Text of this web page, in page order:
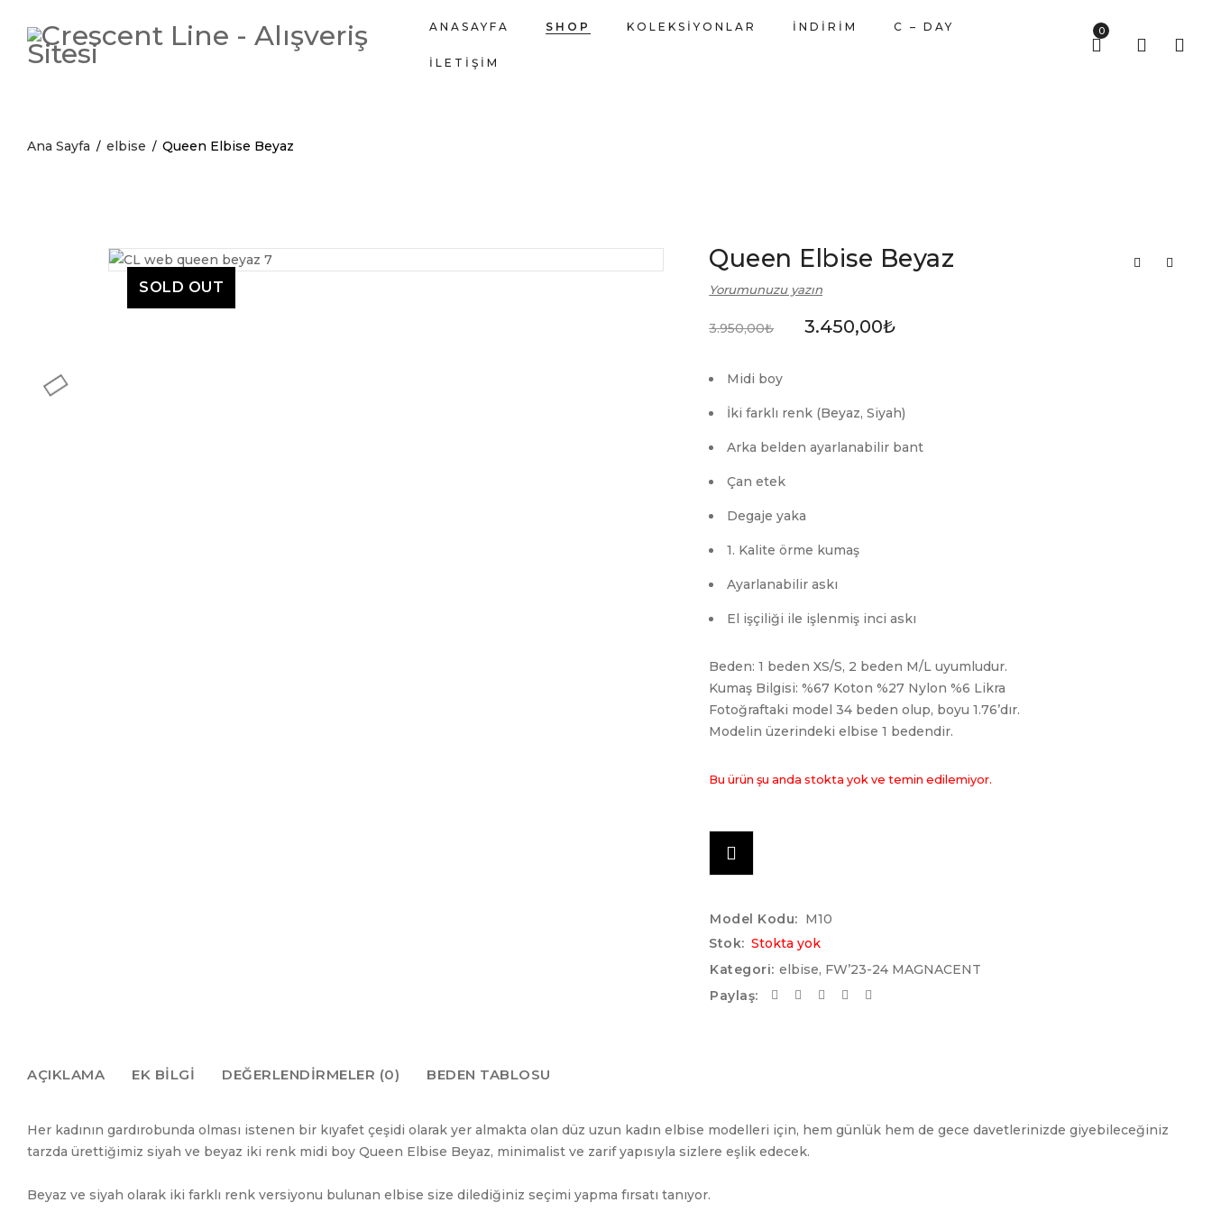
ANASAYFA SHOP KOLEKSIYONLAR İNDİRİM C – DAY
İLETIŞIM
0
Ana Sayfa / elbise / Queen Elbise Beyaz
SOLD OUT
Queen Elbise Beyaz
Yorumunuzu yazın
3.950,00₺ 3.450,00₺
Midi boy
İki farklı renk (Beyaz, Siyah)
Arka belden ayarlanabilir bant
Çan etek
Degaje yaka
1. Kalite örme kumaş
Ayarlanabilir askı
El işçiliği ile işlenmiş inci askı
Beden: 1 beden XS/S, 2 beden M/L uyumludur.
Kumaş Bilgisi: %67 Koton %27 Nylon %6 Likra
Fotoğraftaki model 34 beden olup, boyu 1.76’dır.
Modelin üzerindeki elbise 1 bedendir.
Bu ürün şu anda stokta yok ve temin edilemiyor.
Model Kodu: M10
Stok: Stokta yok
Kategori: elbise, FW’23-24 MAGNACENT
Paylaş:
AÇIKLAMA EK BILGI DEĞERLENDIRMELER (0) BEDEN TABLOSU
Her kadının gardırobunda olması istenen bir kıyafet çeşidi olarak yer almakta olan düz uzun kadın elbise modelleri için, hem günlük hem de gece davetlerinizde giyebileceğiniz
tarzda ürettiğimiz siyah ve beyaz iki renk midi boy Queen Elbise Beyaz, minimalist ve zarif yapısıyla sizlere eşlik edecek.
Beyaz ve siyah olarak iki farklı renk versiyonu bulunan elbise size dilediğiniz seçimi yapma fırsatı tanıyor.